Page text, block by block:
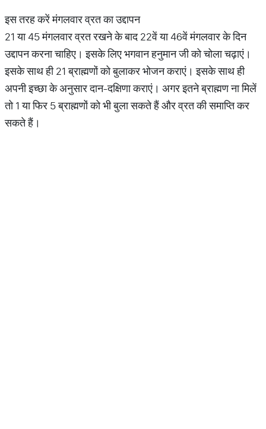
इस तरह करें मंगलवार व्रत का उद्दापन
21 या 45 मंगलवार व्रत रखने के बाद 22वें या 46वें मंगलवार के दिन
उद्दापन करना चाहिए। इसके लिए भगवान हनुमान जी को चोला चढ़ाएं।
इसके साथ ही 21 ब्राह्मणों को बुलाकर भोजन कराएं। इसके साथ ही
अपनी इच्छा के अनुसार दान-दक्षिणा कराएं। अगर इतने ब्राह्मण ना मिलें
तो 1 या फिर 5 ब्राह्मणों को भी बुला सकते हैं और व्रत की समाप्ति कर
सकते हैं।